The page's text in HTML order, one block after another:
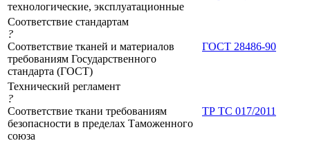
технологические, эксплуатационные
Соответствие стандартам
?
Соответствие тканей и материалов
требованиям Государственного
стандарта (ГОСТ)
ГОСТ 28486-90
Технический регламент
?
Соответствие ткани требованиям
безопасности в пределах Таможенного
союза
ТР ТС 017/2011